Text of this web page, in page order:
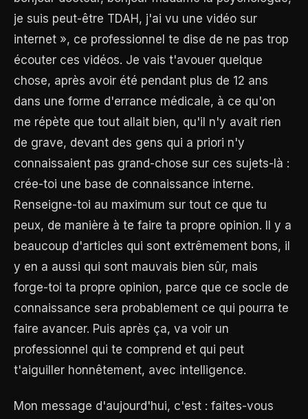
je suis peut-être TDAH, j'ai vu une vidéo sur
internet », ce professionnel te dise de ne pas trop
écouter ces vidéos. Je vais t'avouer quelque
chose, après avoir été pendant plus de 12 ans
dans une forme d'errance médicale, à ce qu'on
me répète que tout allait bien, qu'il n'y avait rien
de grave, devant des gens qui a priori n'y
connaissaient pas grand-chose sur ces sujets-là :
crée-toi une base de connaissance interne.
Renseigne-toi au maximum sur tout ce que tu
peux, de manière à te faire ta propre opinion. Il y a
beaucoup d'articles qui sont extrêmement bons, il
y en a aussi qui sont mauvais bien sûr, mais
forge-toi ta propre opinion, parce que ce socle de
connaissance sera probablement ce qui pourra te
faire avancer. Puis après ça, va voir un
professionnel qui te comprend et qui peut
t'aiguiller honnêtement, avec intelligence.
Mon message d'aujourd'hui, c'est : faites-vous